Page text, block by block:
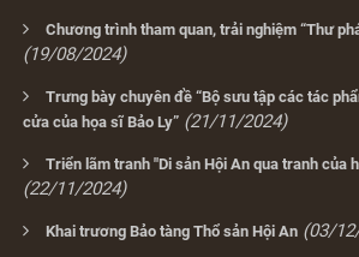
Chương trình tham quan, trải nghiệm “Thư
(19/08/2024)
Trưng bày chuyên đề “Bộ sưu tập các tác
cửa của họa sĩ Bảo Ly” (21/11/2024)
Triển lãm tranh "Di sản Hội An qua tranh của
(22/11/2024)
Khai trương Bảo tàng Thổ sản Hội An (03/